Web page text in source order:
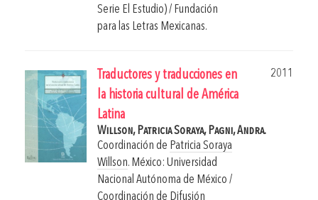
Serie El Estudio) / Fundación
para las Letras Mexicanas.
Traductores y traducciones en
la historia cultural de América
Latina
2011
Willson, Patricia Soraya, Pagni, Andra.
Coordinación de Patricia Soraya
Willson. México: Universidad
Nacional Autónoma de México /
Coordinación de Difusión